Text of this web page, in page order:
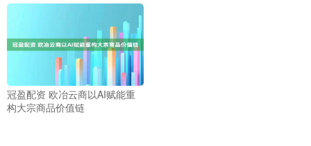
冠盈配资 欧冶云商以AI赋能重
构大宗商品价值链